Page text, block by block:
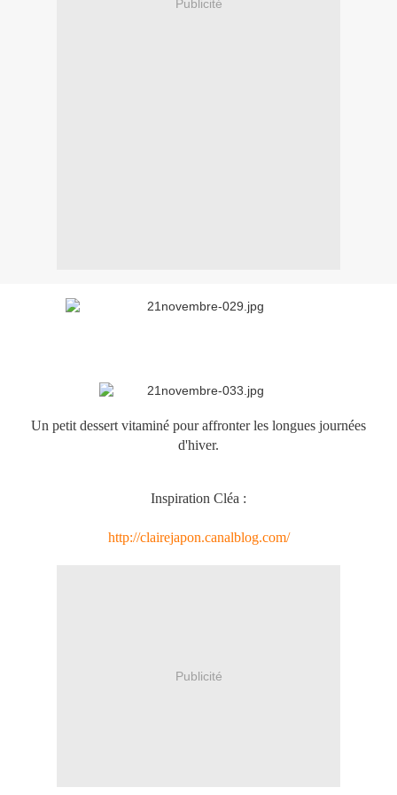
Publicité
Un petit dessert vitaminé pour affronter les longues journées
d'hiver.
Inspiration Cléa :
http://clairejapon.canalblog.com/
Publicité